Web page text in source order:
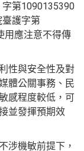
第1090135390
護字第
用應注意不得傳
性與安全性及對
體公關事務、民
感程度較低，可
並發揮預期效
涉機敏前提下，